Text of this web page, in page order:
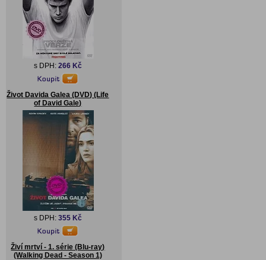
s DPH: 266 Kč
Život Davida Galea (DVD) (Life
of David Gale)
s DPH: 355 Kč
Živí mrtví - 1. série (Blu-ray)
(Walking Dead - Season 1)